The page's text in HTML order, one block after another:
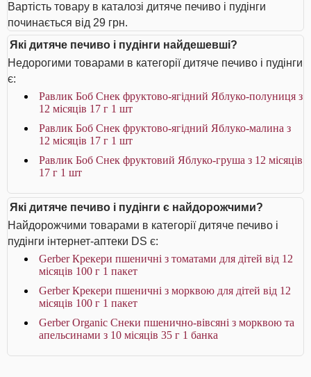
Вартість товару в каталозі дитяче печиво і пудінги
починається від 29 грн.
Які дитяче печиво і пудінги найдешевші?
Недорогими товарами в категорії дитяче печиво і пудінги
є:
Равлик Боб Снек фруктово-ягідний Яблуко-полуниця з
12 місяців 17 г 1 шт
Равлик Боб Снек фруктово-ягідний Яблуко-малина з
12 місяців 17 г 1 шт
Равлик Боб Снек фруктовий Яблуко-груша з 12 місяців
17 г 1 шт
Які дитяче печиво і пудінги є найдорожчими?
Найдорожчими товарами в категорії дитяче печиво і
пудінги інтернет-аптеки DS є:
Gerber Крекери пшеничні з томатами для дітей від 12
місяців 100 г 1 пакет
Gerber Крекери пшеничні з морквою для дітей від 12
місяців 100 г 1 пакет
Gerber Organic Снеки пшенично-вівсяні з морквою та
апельсинами з 10 місяців 35 г 1 банка